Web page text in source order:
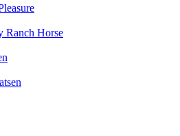
Ranch Horse